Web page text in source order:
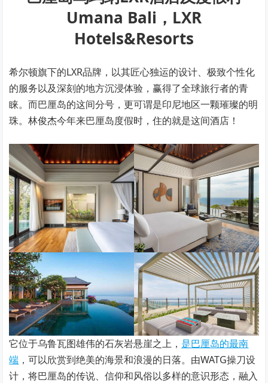
Umana Bali，LXR
Hotels&Resorts
希尔顿旗下的LXR品牌，以其匠心独运的设计、极致个性化
的服务以及深刻的地方沉浸体验，赢得了全球旅行者的青
睐。而巴厘岛的这间分号，更可谓是印尼地区一颗璀璨的明
珠。林俊杰今年来巴厘岛度假时，住的就是这间酒店！
它位于乌鲁瓦图雄伟的石灰岩悬崖之上， 是巴厘岛的最南
端 ，可以欣赏到绝美的海景和浪漫的日落。由WATG操刀设
计，将巴厘岛的传说、信仰和风俗以多样的意识形态，融入